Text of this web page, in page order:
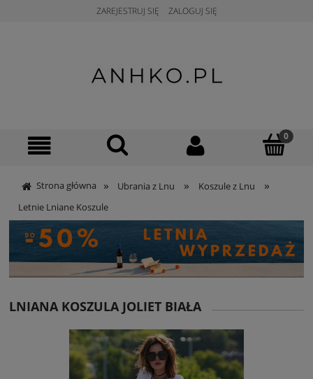
ZAREJESTRUJ SIĘ ZALOGUJ SIĘ
Strona główna » Ubrania z Lnu » Koszule z Lnu »
Letnie Lniane Koszule
LNIANA KOSZULA JOLIET BIAŁA